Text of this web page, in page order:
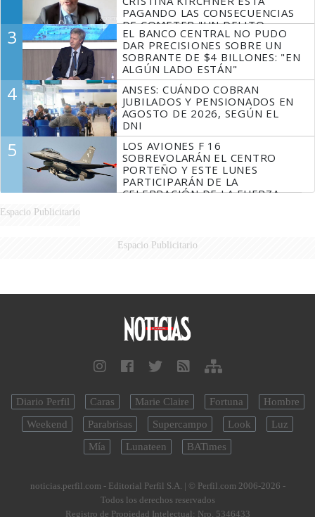
PAGANDO LAS CONSECUENCIAS
DE COMETER "UN DELITO
COMPROBADO"
3
EL BANCO CENTRAL NO PUDO
DAR PRECISIONES SOBRE UN
SOBRANTE DE $4 BILLONES: "EN
ALGÚN LADO ESTÁN"
4
ANSES: CUÁNDO COBRAN
JUBILADOS Y PENSIONADOS EN
AGOSTO DE 2026, SEGÚN EL
DNI
5
LOS AVIONES F 16
SOBREVOLARÁN EL CENTRO
PORTEÑO Y ESTE LUNES
PARTICIPARÁN DE LA
CELEBRACIÓN DE LA FUERZA
Espacio Publicitario
Espacio Publicitario
Diario Perfil Caras Marie Claire Fortuna
Hombre
Weekend
Parabrisas Supercampo Look
Luz
Mía
Lunateen BATimes
noticias.perfil.com - Editorial Perfil S.A. | © Perfil.com 2006-2026 -
Todos los derechos reservados
Registro de Propiedad Intelectual: Nro. 5346433